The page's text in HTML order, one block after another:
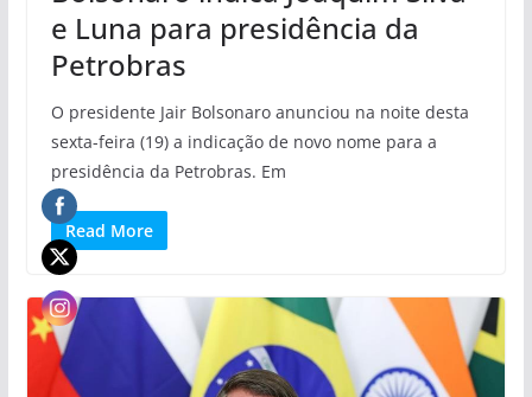
e Luna para presidência da
Petrobras
O presidente Jair Bolsonaro anunciou na noite desta
sexta-feira (19) a indicação de novo nome para a
presidência da Petrobras. Em
Read More